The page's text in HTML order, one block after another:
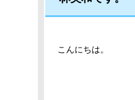
こんにちは。